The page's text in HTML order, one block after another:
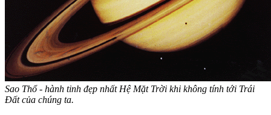
Sao Thổ - hành tinh đẹp nhất Hệ Mặt Trời khi không tính tới Trái
Đất của chúng ta.